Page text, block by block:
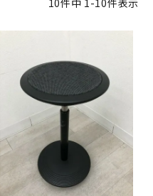
10件中 1-10件表示